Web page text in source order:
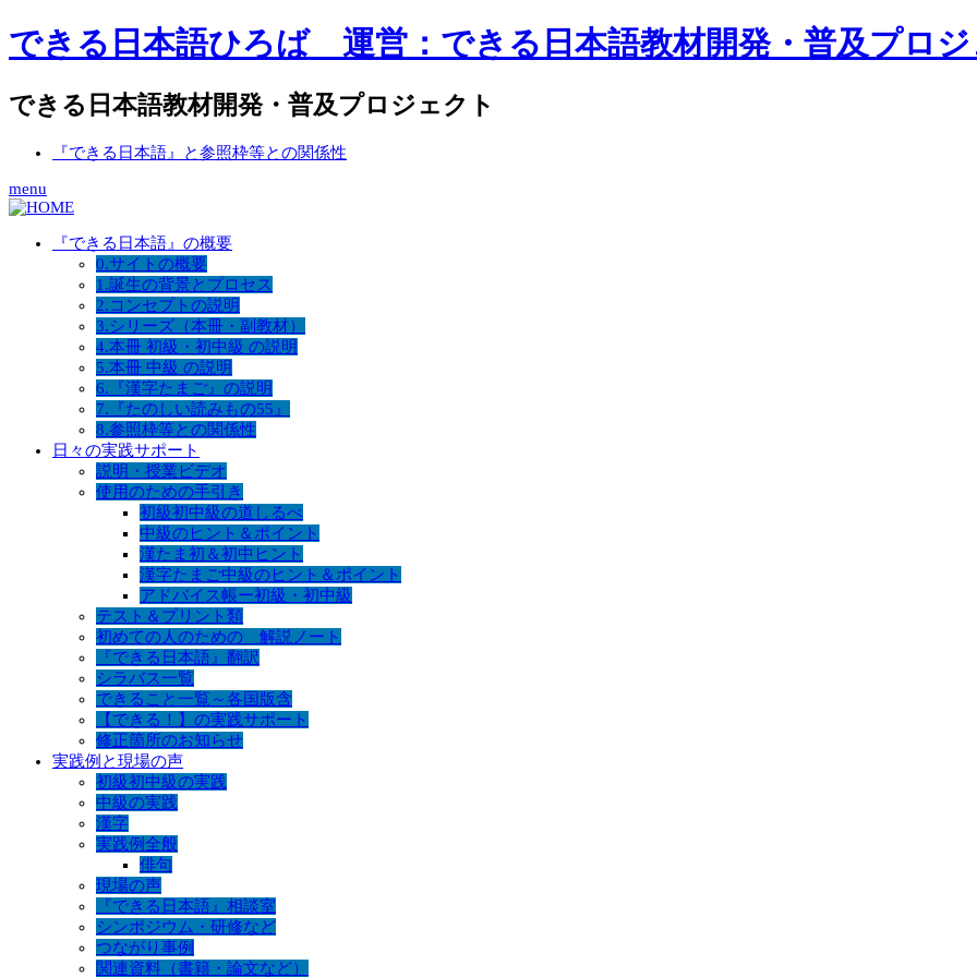
できる日本語ひろば 運営：できる日本語教材開発・普及プロ
できる日本語教材開発・普及プロジェクト
『できる日本語』と参照枠等との関係性
menu
『できる日本語』の概要
0.サイトの概要
1.誕生の背景とプロセス
2.コンセプトの説明
3.シリーズ（本冊・副教材）
4.本冊 初級・初中級 の説明
5.本冊 中級 の説明
6.『漢字たまご』の説明
7.『たのしい読みもの55』
8.参照枠等との関係性
日々の実践サポート
説明・授業ビデオ
使用のための手引き
初級初中級の道しるべ
中級のヒント＆ポイント
漢たま初＆初中ヒント
漢字たまご中級のヒント＆ポイント
アドバイス帳ー初級・初中級
テスト＆プリント類
初めての人のための 解説ノート
『できる日本語』翻訳
シラバス一覧
できること一覧～各国版含
【できる！】の実践サポート
修正箇所のお知らせ
実践例と現場の声
初級初中級の実践
中級の実践
漢字
実践例全般
俳句
現場の声
『できる日本語』相談室
シンポジウム・研修など
つながり事例
関連資料（書籍・論文など）